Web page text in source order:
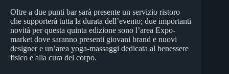
Oltre a due punti bar sarà presente un servizio ristoro
che supporterà tutta la durata dell’evento; due importanti
novità per questa quinta edizione sono l’area Expo-
market dove saranno presenti giovani brand e nuovi
designer e un’area yoga-massaggi dedicata al benessere
fisico e alla cura del corpo.